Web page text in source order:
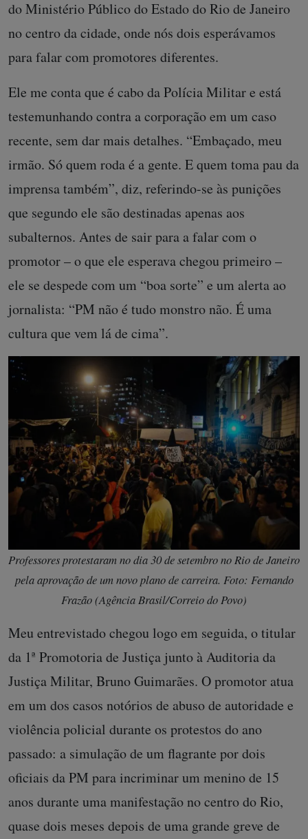
do Ministério Público do Estado do Rio de Janeiro
no centro da cidade, onde nós dois esperávamos
para falar com promotores diferentes.
Ele me conta que é cabo da Polícia Militar e está
testemunhando contra a corporação em um caso
recente, sem dar mais detalhes. “Embaçado, meu
irmão. Só quem roda é a gente. E quem toma pau da
imprensa também”, diz, referindo-se às punições
que segundo ele são destinadas apenas aos
subalternos. Antes de sair para a falar com o
promotor – o que ele esperava chegou primeiro –
ele se despede com um “boa sorte” e um alerta ao
jornalista: “PM não é tudo monstro não. É uma
cultura que vem lá de cima”.
Professores protestaram no dia 30 de setembro no Rio de Janeiro
pela aprovação de um novo plano de carreira. Foto: Fernando
Frazão (Agência Brasil/Correio do Povo)
Meu entrevistado chegou logo em seguida, o titular
da 1ª Promotoria de Justiça junto à Auditoria da
Justiça Militar, Bruno Guimarães. O promotor atua
em um dos casos notórios de abuso de autoridade e
violência policial durante os protestos do ano
passado: a simulação de um flagrante por dois
oficiais da PM para incriminar um menino de 15
anos durante uma manifestação no centro do Rio,
quase dois meses depois de uma grande greve de